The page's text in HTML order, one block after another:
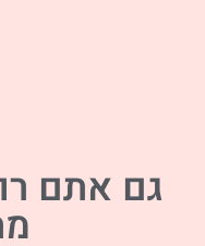
גם אתם